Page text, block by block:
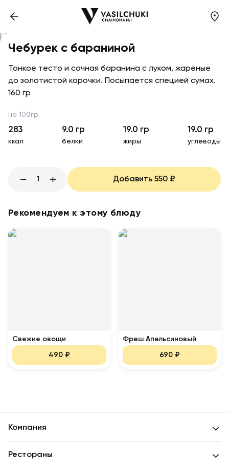
Чебурек с бараниной
Тонкое тесто и сочная баранина с луком, жареные
до золотистой корочки. Посыпается специей сумах.
160 гр
на 100гр
283
ккал
9.0 гр
белки
19.0 гр
жиры
19.0 гр
углеводы
1 Добавить 550 ₽
Рекомендуем к этому блюду
Свежие овощи
490 ₽
Фреш Апельсиновый
690 ₽
Компания
Рестораны